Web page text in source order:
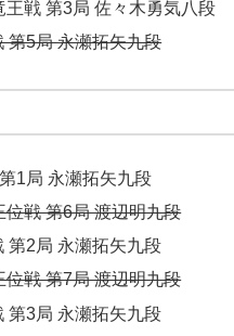
戦 第3局 佐々木勇気八段
5局 永瀬拓矢九段
1局 永瀬拓矢九段
戦 第6局 渡辺明九段
2局 永瀬拓矢九段
戦 第7局 渡辺明九段
3局 永瀬拓矢九段